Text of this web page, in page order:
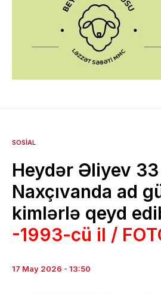
SOSIAL
Heydər Əliyev
Naxçıvanda ad
kimlərlə qeyd
-1993-cü il /
17 May 2026 - 13:50